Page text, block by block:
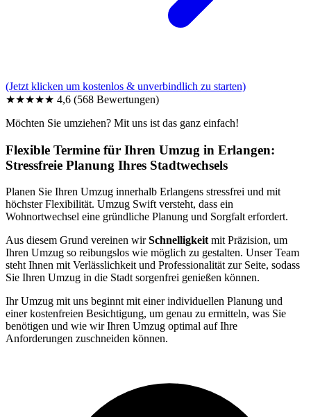
(Jetzt klicken um kostenlos & unverbindlich zu starten)
★★★★★ 4,6 (568 Bewertungen)
Möchten Sie umziehen? Mit uns ist das ganz einfach!
Flexible Termine für Ihren Umzug in Erlangen:
Stressfreie Planung Ihres Stadtwechsels
Planen Sie Ihren Umzug innerhalb Erlangens stressfrei und mit
höchster Flexibilität. Umzug Swift versteht, dass ein
Wohnortwechsel eine gründliche Planung und Sorgfalt erfordert.
Aus diesem Grund vereinen wirSchnelligkeitmit Präzision, um
Ihren Umzug so reibungslos wie möglich zu gestalten. Unser Team
steht Ihnen mit Verlässlichkeit und Professionalität zur Seite, sodass
Sie Ihren Umzug in die Stadt sorgenfrei genießen können.
Ihr Umzug mit uns beginnt mit einer individuellen Planung und
einer kostenfreien Besichtigung, um genau zu ermitteln, was Sie
benötigen und wie wir Ihren Umzug optimal auf Ihre
Anforderungen zuschneiden können.